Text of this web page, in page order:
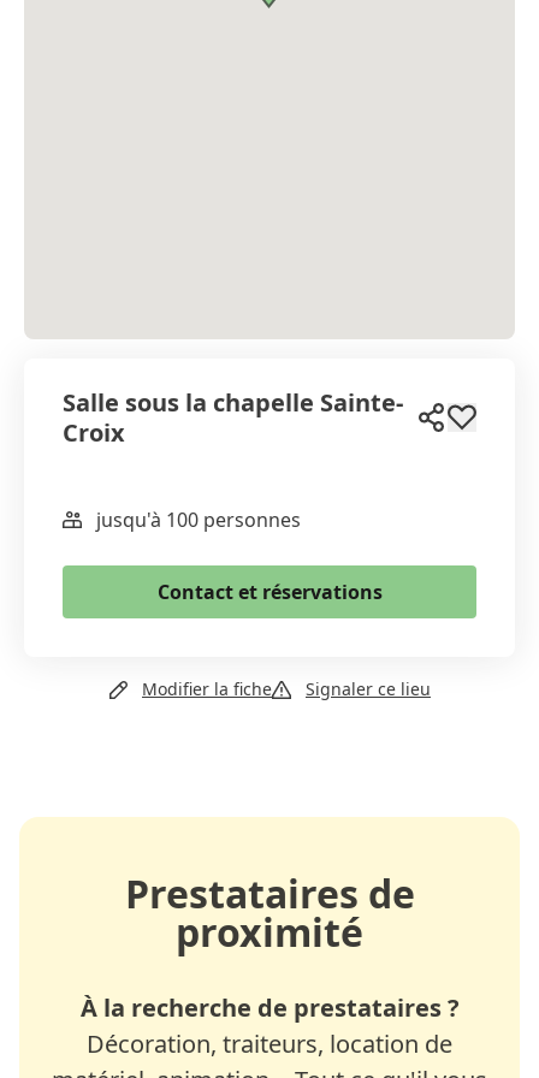
Salle sous la chapelle Sainte-
Croix
WhatsApp
Email
Copier le lien
jusqu'à 100 personnes
Contact et réservations
Site web
Modifier la fiche Signaler ce lieu
Prestataires de
proximité
À la recherche de prestataires ?
Décoration, traiteurs, location de